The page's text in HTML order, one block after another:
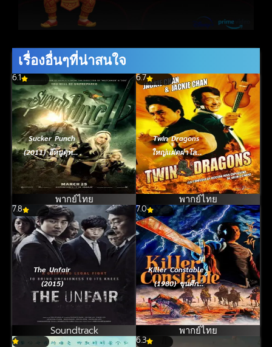
เรื่องอื่นๆที่น่าสนใจ
6.1
Sucker Punch
(2011) อีหนูดุทะลุ
โลก
พากย์ไทย
6.7
Twin Dragons
ใหญ่แฝดผ่าโลก
เกิด (1992)
พากย์ไทย
7.8
The Unfair
(2015)
Soundtrack
7.0
Killer Constable
(1980) ขุนศึก
แดนประหาร
พากย์ไทย
6.3